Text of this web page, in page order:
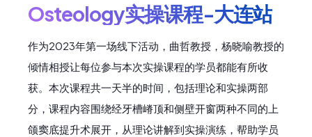
Osteology实操课程-大连站
作为2023年第一场线下活动，曲哲教授，杨晓喻教授的
倾情相授让每位参与本次实操课程的学员都能有所收
获。本次课程共一天半的时间，包括理论和实操两部
分，课程内容围绕经牙槽嵴顶和侧壁开窗两种不同的上
颌窦底提升术展开，从理论讲解到实操演练，帮助学员